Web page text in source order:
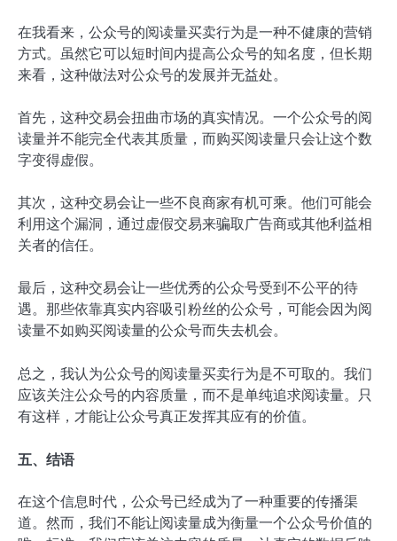
在我看来，公众号的阅读量买卖行为是一种不健康的营销
方式。虽然它可以短时间内提高公众号的知名度，但长期
来看，这种做法对公众号的发展并无益处。
首先，这种交易会扭曲市场的真实情况。一个公众号的阅
读量并不能完全代表其质量，而购买阅读量只会让这个数
字变得虚假。
其次，这种交易会让一些不良商家有机可乘。他们可能会
利用这个漏洞，通过虚假交易来骗取广告商或其他利益相
关者的信任。
最后，这种交易会让一些优秀的公众号受到不公平的待
遇。那些依靠真实内容吸引粉丝的公众号，可能会因为阅
读量不如购买阅读量的公众号而失去机会。
总之，我认为公众号的阅读量买卖行为是不可取的。我们
应该关注公众号的内容质量，而不是单纯追求阅读量。只
有这样，才能让公众号真正发挥其应有的价值。
五、结语
在这个信息时代，公众号已经成为了一种重要的传播渠
道。然而，我们不能让阅读量成为衡量一个公众号价值的